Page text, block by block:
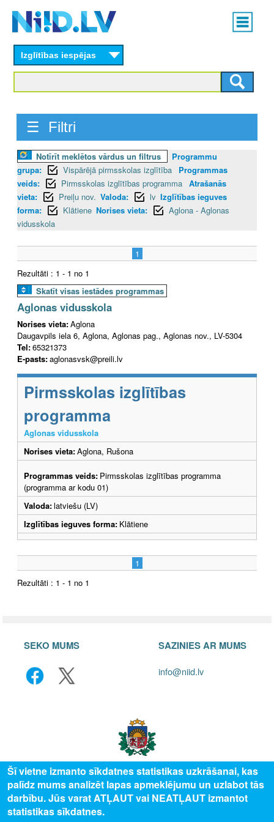
content
Main
menu
Izglītības iespējas
☰ Filtri
Notīrīt meklētos vārdus un filtrus
Programmu
grupa:
Vispārējā pirmsskolas izglītība
Programmas
veids:
Pirmsskolas izglītības programma Atrašanās
vieta:
Preiļu nov. Valoda: lv Izglītības ieguves
forma:
Klātiene Norises vieta:
Aglona - Aglonas
vidusskola
1
Rezultāti : 1 - 1 no 1
Skatīt visas iestādes programmas
Aglonas vidusskola
Norises vieta:Aglona
Daugavpils iela 6, Aglona, Aglonas pag., Aglonas nov., LV-5304
Tel:65321373
E-pasts:aglonasvsk@preili.lv
Pirmsskolas izglītības
programma
Aglonas vidusskola
Norises vieta:Aglona, Rušona
Programmas veids: Pirmsskolas izglītības programma
(programma ar kodu 01)
Valoda:latviešu (LV)
Izglītības ieguves forma: Klātiene
1
Rezultāti : 1 - 1 no 1
SEKO MUMS SAZINIES AR MUMS
info@niid.lv
© 2025 Valsts izglītības attīstības aģentūra, publicētā satura visas tiesības
Šī vietne izmanto sīkdatnes statistikas uzkrāšanai, kas
palīdz mums analizēt lapas apmeklējumu un uzlabot tās
darbību. Jūs varat ATĻAUT vai NEATĻAUT izmantot
statistikas sīkdatnes.